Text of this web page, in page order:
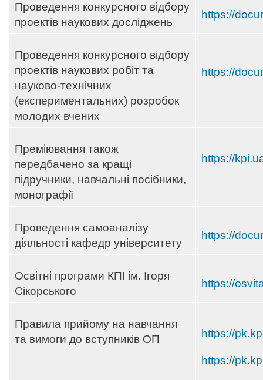
Проведення конкурсного відбору
проектів наукових досліджень
https://
Проведення конкурсного відбору
проектів наукових робіт та
науково-технічних
(експериментальних) розробок
молодих вчених
https://
Преміювання також
передбачено за кращі
підручники, навчальні посібники,
монографії
https://
Проведення самоаналізу
діяльності кафедр університету
https://
Освітні програми КПІ ім. Ігоря
Сікорського
https://
Правила прийому на навчання
та вимоги до вступників ОП
https://
https://